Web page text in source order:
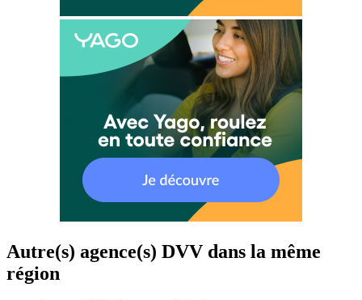
Autre(s) agence(s) DVV dans la même
région